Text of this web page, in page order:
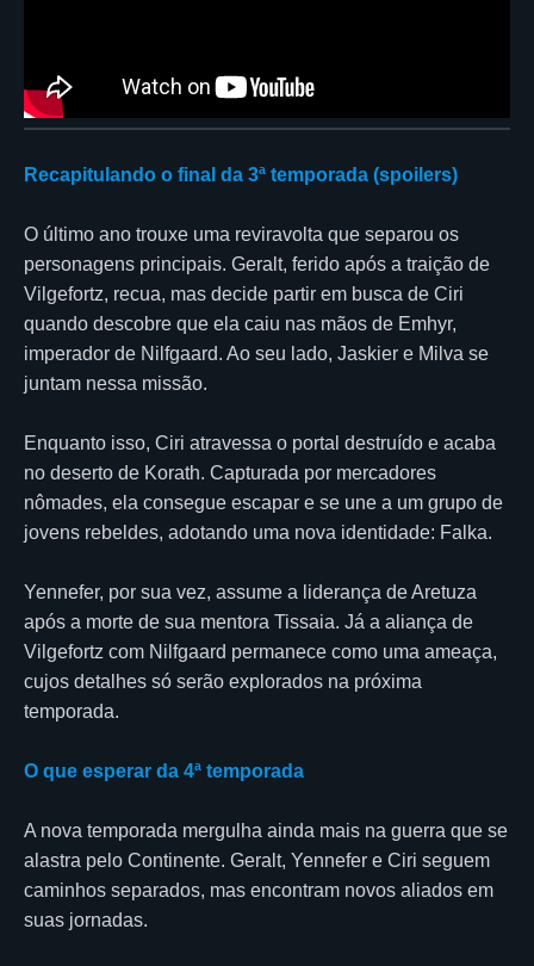
Recapitulando o final da 3ª temporada (spoilers)
O último ano trouxe uma reviravolta que separou os
personagens principais. Geralt, ferido após a traição de
Vilgefortz, recua, mas decide partir em busca de Ciri
quando descobre que ela caiu nas mãos de Emhyr,
imperador de Nilfgaard. Ao seu lado, Jaskier e Milva se
juntam nessa missão.
Enquanto isso, Ciri atravessa o portal destruído e acaba
no deserto de Korath. Capturada por mercadores
nômades, ela consegue escapar e se une a um grupo de
jovens rebeldes, adotando uma nova identidade: Falka.
Yennefer, por sua vez, assume a liderança de Aretuza
após a morte de sua mentora Tissaia. Já a aliança de
Vilgefortz com Nilfgaard permanece como uma ameaça,
cujos detalhes só serão explorados na próxima
temporada.
O que esperar da 4ª temporada
A nova temporada mergulha ainda mais na guerra que se
alastra pelo Continente. Geralt, Yennefer e Ciri seguem
caminhos separados, mas encontram novos aliados em
suas jornadas.